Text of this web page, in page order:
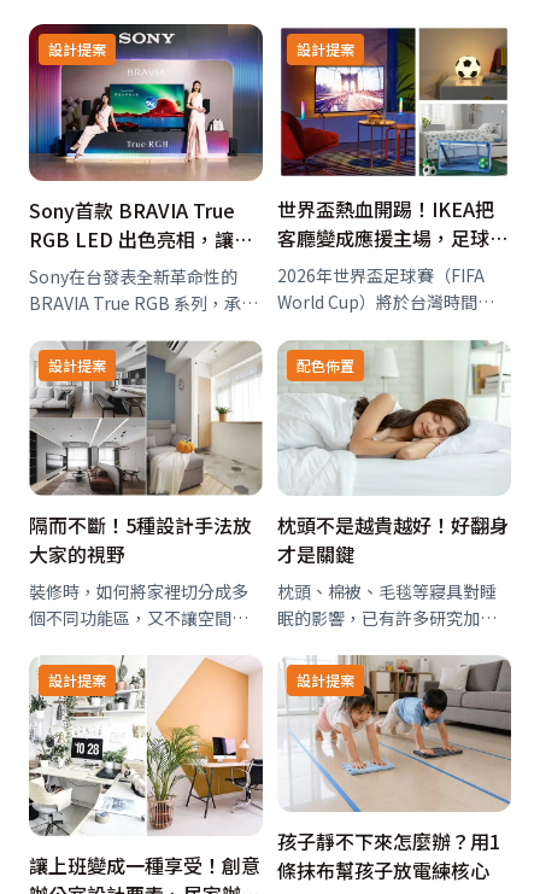
洋溢幸福滿滿的氛圍。加上當
今國人飲食習慣的改變，以輕
食及少油煙的烹調方式已為趨
勢，所以，開放式廚房加上中
島吧檯的規劃，越來…
設計提案
Sony首款 BRAVIA True
RGB LED 出色亮相，讓影
院級的視聽感動在居家空間
裡精彩上演！
Sony在台發表全新革命性的
BRAVIA True RGB 系列，承襲
(Cinema Is Coming Home)的
核心理念，包含旗艦級BRAVIA
9 II 以及高階款BR…
設計提案
世界盃熱血開踢！IKEA把
客廳變成應援主場，足球迷
必收單品、居家看球好物一
次備齊
2026年世界盃足球賽（FIFA
World Cup）將於台灣時間
在家守著轉播、為喜歡的球隊
熱血應援，除了零食飲品要準
備好，燈光、沙發邊小物與好
拿取的補給，也能讓觀賽時
光…
設計提案
隔而不斷！5種設計手法放
大家的視野
裝修時，如何將家裡切分成多
個不同功能區，又不讓空間顯
臨的課題。面對此問題，橙杺
設計鄧天杰設計師藉由5種設計
手法，巧妙界定場域，同時保
有屋主想要的開闊感，任陽光
恣意穿梭於室，陪…
配色佈置
枕頭不是越貴越好！好翻身
才是關鍵
枕頭、棉被、毛毯等寢具對睡
眠的影響，已有許多研究加以
顯，所謂「換了枕頭就睡不
著」，說的正是這個道理。
設計提案
讓上班變成一種享受！創意
設計提案
孩子靜不下來怎麼辦？用1
條抹布幫孩子放電練核心